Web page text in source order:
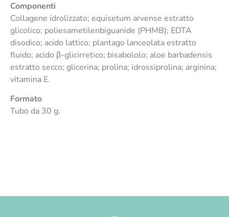
Componenti
Collagene idrolizzato; equisetum arvense estratto
glicolico; poliesametilenbiguanide (PHMB); EDTA
disodico; acido lattico; plantago lanceolata estratto
fluido; acido β-glicirretico; bisabololo; aloe barbadensis
estratto secco; glicerina; prolina; idrossiprolina; arginina;
vitamina E.
Formato
Tubo da 30 g.